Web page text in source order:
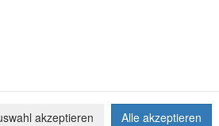
akzeptieren Alle akzeptieren